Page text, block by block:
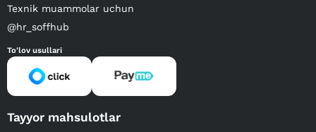
Texnik muammolar uchun
@hr_soffhub
To'lov usullari
Tayyor mahsulotlar